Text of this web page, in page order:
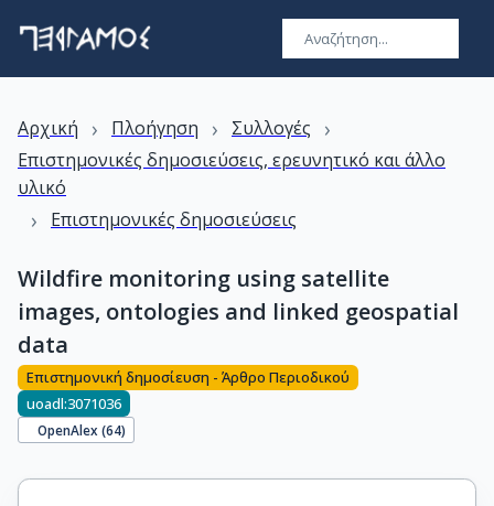
Αρχική › Πλοήγηση › Συλλογές ›
Επιστημονικές δημοσιεύσεις, ερευνητικό και άλλο
υλικό
› Επιστημονικές δημοσιεύσεις
Wildfire monitoring using satellite
images, ontologies and linked geospatial
data
Επιστημονική δημοσίευση - Άρθρο Περιοδικού
uoadl:3071036
OpenAlex (64)